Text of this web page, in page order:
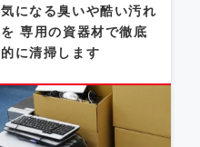
気になる臭いや酷い汚れ
を 専用の資器材で徹底
的に清掃します